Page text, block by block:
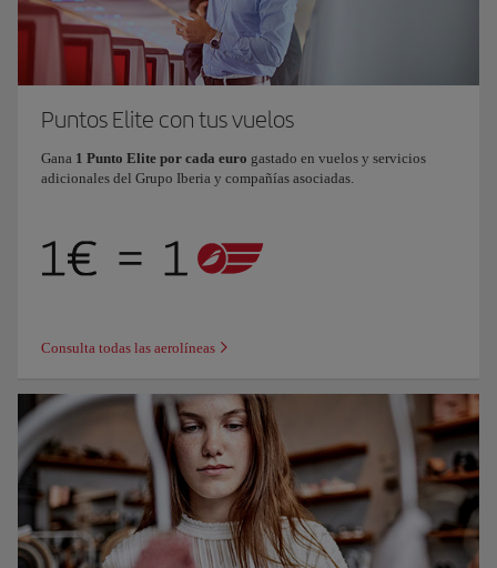
Puntos Elite con tus vuelos
Gana 1 Punto Elite por cada euro gastado en vuelos y servicios
adicionales del Grupo Iberia y compañías asociadas.
Consulta todas las aerolíneas